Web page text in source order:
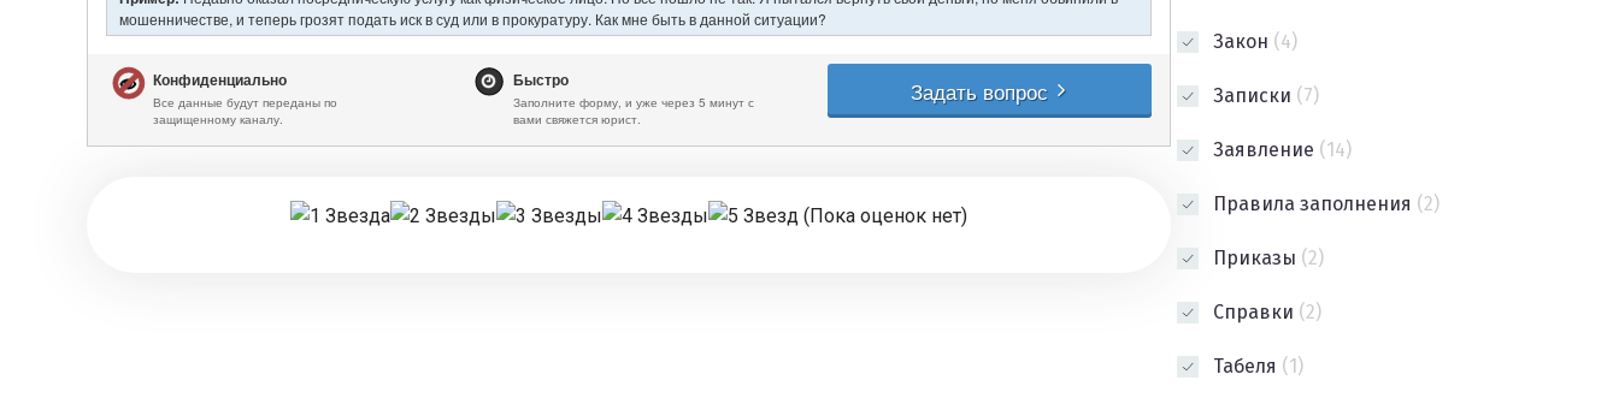
(Пока оценок нет)
Закон (4)
Записки (7)
Заявление (14)
Правила заполнения (2)
Приказы (2)
Справки (2)
Табеля (1)